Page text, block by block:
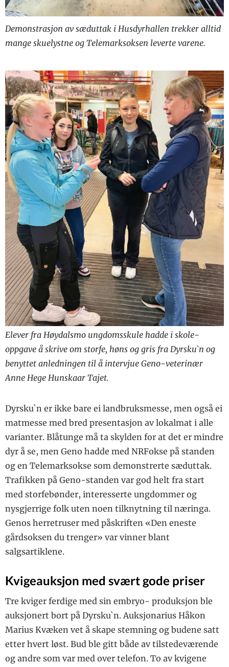
Demonstrasjon av sæduttak i Husdyrhallen trekker alltid
mange skuelystne og Telemarksoksen leverte varene.
Elever fra Høydalsmo ungdomsskule hadde i skole-
oppgave å skrive om storfe, høns og gris fra Dyrsku`n og
benyttet anledningen til å intervjue Geno-veterinær
Anne Hege Hunskaar Tajet.
Dyrsku`n er ikke bare ei landbruksmesse, men også ei
matmesse med bred presentasjon av lokalmat i alle
varianter. Blåtunge må ta skylden for at det er mindre
dyr å se, men Geno hadde med NRFokse på standen
og en Telemarksokse som demonstrerte sæduttak.
Trafikken på Geno-standen var god helt fra start
med storfebønder, interesserte ungdommer og
nysgjerrige folk uten noen tilknytning til næringa.
Genos herretruser med påskriften «Den eneste
gårdsoksen du trenger» var vinner blant
salgsartiklene.
Kvigeauksjon med svært gode priser
Tre kviger ferdige med sin embryo- produksjon ble
auksjonert bort på Dyrsku`n. Auksjonarius Håkon
Marius Kvæken vet å skape stemning og budene satt
etter hvert løst. Bud ble gitt både av tilstedeværende
og andre som var med over telefon. To av kvigene